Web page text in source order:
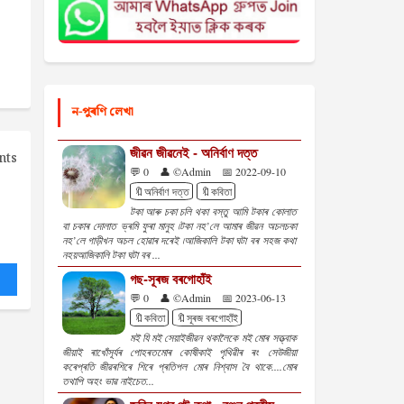
ন-পুৰণি লেখা
জীৱন জীৱনেই - অনিৰ্বাণ দত্ত
💬 0 👤 ©Admin
📅 2022-09-10
🔖অনিৰ্বাণ দত্ত
🔖কবিতা
টকা আৰু চকা চলি থকা বস্তু আমি টকাৰ কোলাত
বা চকাৰ দোলাত ভ্ৰমি ফুৰা মানুহ ৷টকা নহ’লে আমাৰ জীৱন অচলচকা
নহ’লে গাড়ীখন অচল হোৱাৰ দৰেই ৷আজিকালি টকা ঘটা বৰ সহজ কথা
নহয়আজিকালি টকা ঘটা বৰ ...
গছ-সূৰজ বৰগোহাঁই
💬 0 👤 ©Admin
📅 2023-06-13
🔖কবিতা
🔖সূৰজ বৰগোহাঁই
মই যি মই সেয়াইজীৱন থকালৈকে মই মোৰ সত্ত্বাক
জীয়াই ৰাখোঁসূৰ্যৰ পোহৰতমোৰ কোষীকাই পৃথিৱীৰ ৰং সেউজীয়া
কৰেপ্ৰতি জীৱৰশিৰে শিৰে প্ৰতিপল মোৰ নিশ্বাস বৈ থাকে....মোৰ
তথাপি অহং ভাৱ নাইচেত...